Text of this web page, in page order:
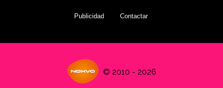
Publicidad Contactar
© 2010 - 2026